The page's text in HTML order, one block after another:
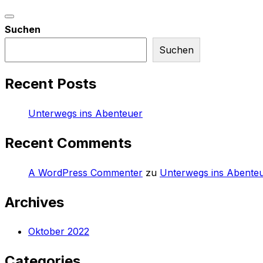
Navigation
umschalten
Suchen
Suchen
Recent Posts
Unterwegs ins Abenteuer
Recent Comments
A WordPress Commenter zu Unterwegs ins
Archives
Oktober 2022